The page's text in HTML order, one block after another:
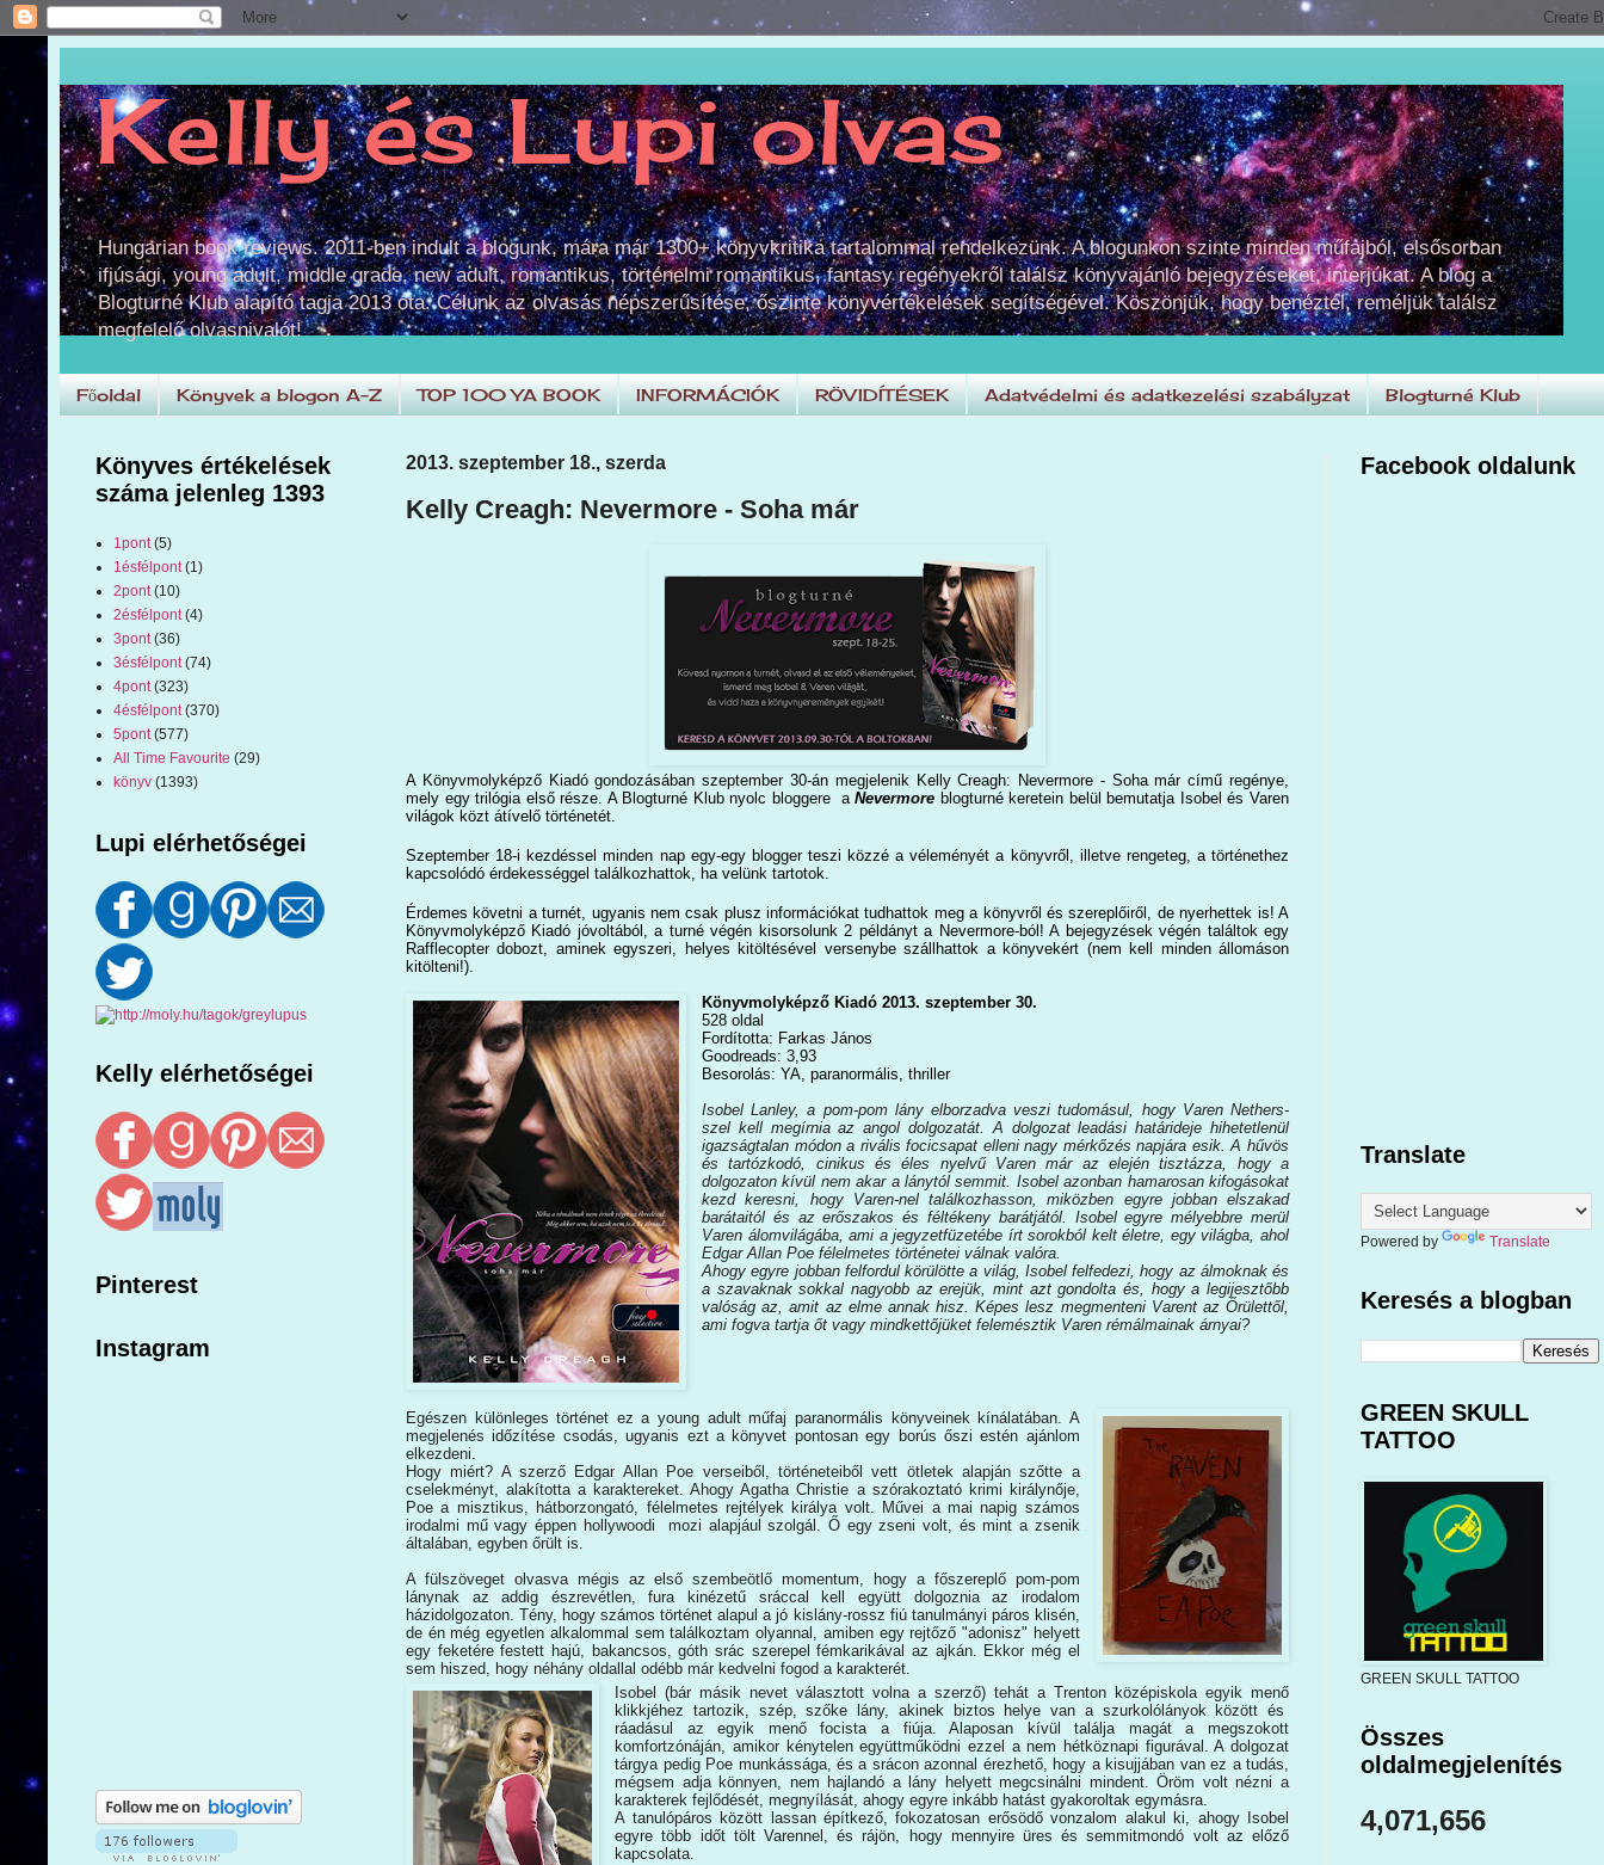
Kelly és Lupi olvas
Hungarian book reviews. 2011-ben indult a blogunk, mára már 1300+ könyvkritika tartalommal rendelkezünk. A blogunkon szinte minden műfajból, elsősorban
ifjúsági, young adult, middle grade, new adult, romantikus, történelmi romantikus, fantasy regényekről találsz könyvajánló bejegyzéseket, interjúkat. A blog a
Blogturné Klub alapító tagja 2013 óta. Célunk az olvasás népszerűsítése, őszinte könyvértékelések segítségével. Köszönjük, hogy benéztél, reméljük találsz
megfelelő olvasnivalót!
Főoldal Könyvek a blogon A-Z TOP 100 YA BOOK INFORMÁCIÓK RÖVIDÍTÉSEK Adatvédelmi és adatkezelési szabályzat Blogturné Klub
2013. szeptember 18., szerda
Kelly Creagh: Nevermore - Soha már
A Könyvmolyképző Kiadó gondozásában szeptember 30-án megjelenik Kelly Creagh: Nevermore - Soha már című regénye,
mely egy trilógia első része. A Blogturné Klub nyolc bloggere aNevermore blogturné keretein belül bemutatja Isobel és Varen
világok közt átívelő történetét.
Szeptember 18-i kezdéssel minden nap egy-egy blogger teszi közzé a véleményét a könyvről, illetve rengeteg, a történethez
kapcsolódó érdekességgel találkozhattok, ha velünk tartotok.
Érdemes követni a turnét, ugyanis nem csak plusz információkat tudhattok meg a könyvről és szereplőiről, de nyerhettek is! A
Könyvmolyképző Kiadó jóvoltából, a turné végén kisorsolunk 2 példányt a Nevermore-ból! A bejegyzések végén találtok egy
Rafflecopter dobozt, aminek egyszeri, helyes kitöltésével versenybe szállhattok a könyvekért (nem kell minden állomáson
kitölteni!).
Könyvmolyképző Kiadó 2013. szeptember 30.
528 oldal
Fordította: Farkas János
Goodreads: 3,93
Besorolás: YA, paranormális, thriller
Isobel Lanley, a pom-pom lány elborzadva veszi tudomásul, hogy Varen Nethers-
szel kell megírnia az angol dolgozatát. A dolgozat leadási határideje hihetetlenül
igazságtalan módon a rivális focicsapat elleni nagy mérkőzés napjára esik. A hűvös
és tartózkodó, cinikus és éles nyelvű Varen már az elején tisztázza, hogy a
dolgozaton kívül nem akar a lánytól semmit. Isobel azonban hamarosan kifogásokat
kezd keresni, hogy Varen-nel találkozhasson, miközben egyre jobban elszakad
barátaitól és az erőszakos és féltékeny barátjától. Isobel egyre mélyebbre merül
Varen álomvilágába, ami a jegyzetfüzetébe írt sorokból kelt életre, egy világba, ahol
Edgar Allan Poe félelmetes történetei válnak valóra.
Ahogy egyre jobban felfordul körülötte a világ, Isobel felfedezi, hogy az álmoknak és
a szavaknak sokkal nagyobb az erejük, mint azt gondolta és, hogy a legijesztőbb
valóság az, amit az elme annak hisz. Képes lesz megmenteni Varent az Őrülettől,
ami fogva tartja őt vagy mindkettőjüket felemésztik Varen rémálmainak árnyai?
Egészen különleges történet ez a young adult műfaj paranormális könyveinek kínálatában. A
megjelenés időzítése csodás, ugyanis ezt a könyvet pontosan egy borús őszi estén ajánlom
elkezdeni.
Hogy miért? A szerző Edgar Allan Poe verseiből, történeteiből vett ötletek alapján szőtte a
cselekményt, alakította a karaktereket. Ahogy Agatha Christie a szórakoztató krimi királynője,
Poe a misztikus, hátborzongató, félelmetes rejtélyek királya volt. Művei a mai napig számos
irodalmi mű vagy éppen hollywoodi mozi alapjául szolgál. Ő egy zseni volt, és mint a zsenik
általában, egyben őrült is.
A fülszöveget olvasva mégis az első szembeötlő momentum, hogy a főszereplő pom-pom
lánynak az addig észrevétlen, fura kinézetű sráccal kell együtt dolgoznia az irodalom
házidolgozaton. Tény, hogy számos történet alapul a jó kislány-rossz fiú tanulmányi páros klisén,
de én még egyetlen alkalommal sem találkoztam olyannal, amiben egy rejtőző "adonisz" helyett
egy feketére festett hajú, bakancsos, góth srác szerepel fémkarikával az ajkán. Ekkor még el
sem hiszed, hogy néhány oldallal odébb már kedvelni fogod a karakterét.
Isobel (bár másik nevet választott volna a szerző) tehát a Trenton középiskola egyik menő
klikkjéhez tartozik, szép, szőke lány, akinek biztos helye van a szurkolólányok között és
ráadásul az egyik menő focista a fiúja. Alaposan kívül találja magát a megszokott
komfortzónáján, amikor kénytelen együttműködni ezzel a nem hétköznapi figurával. A dolgozat
tárgya pedig Poe munkássága, és a srácon azonnal érezhető, hogy a kisujjában van ez a tudás,
mégsem adja könnyen, nem hajlandó a lány helyett megcsinálni mindent. Öröm volt nézni a
karakterek fejlődését, megnyílását, ahogy egyre inkább hatást gyakoroltak egymásra.
A tanulópáros között lassan építkező, fokozatosan erősödő vonzalom alakul ki, ahogy Isobel
egyre több időt tölt Varennel, és rájön, hogy mennyire üres és semmitmondó volt az előző
kapcsolata.
Könyves értékelések
száma jelenleg 1393
1pont (5)
1ésfélpont (1)
2pont (10)
2ésfélpont (4)
3pont (36)
3ésfélpont (74)
4pont (323)
4ésfélpont (370)
5pont (577)
All Time Favourite (29)
könyv (1393)
Lupi elérhetőségei
Kelly elérhetőségei
Pinterest
Instagram
Facebook oldalunk
Translate
Powered by Translate
Keresés a blogban
GREEN SKULL
TATTOO
GREEN SKULL TATTOO
Összes
oldalmegjelenítés
4,071,656